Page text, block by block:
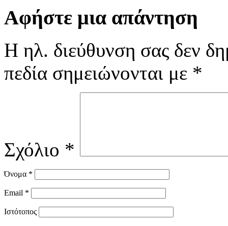
Αφήστε μια απάντηση
Η ηλ. διεύθυνση σας δεν
πεδία σημειώνονται με *
Σχόλιο *
Όνομα *
Email *
Ιστότοπος